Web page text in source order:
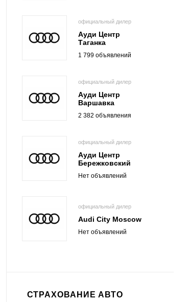
официальный дилер
Ауди Центр
Таганка
1 799 объявлений
официальный дилер
Ауди Центр
Варшавка
2 382 объявления
официальный дилер
Ауди Центр
Бережковский
Нет объявлений
официальный дилер
Audi City Moscow
Нет объявлений
СТРАХОВАНИЕ АВТО